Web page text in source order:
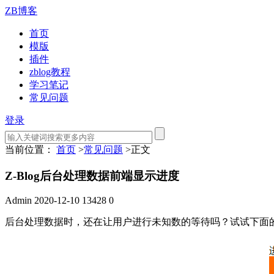
ZB博客
首页
模版
插件
zblog教程
学习笔记
常见问题
登录
当前位置： 首页 >常见问题 >正文
Z-Blog后台处理数据前端显示进度
Admin 2020-12-10 13428 0
后台处理数据时，还在让用户进行未知数的等待吗？试试下面